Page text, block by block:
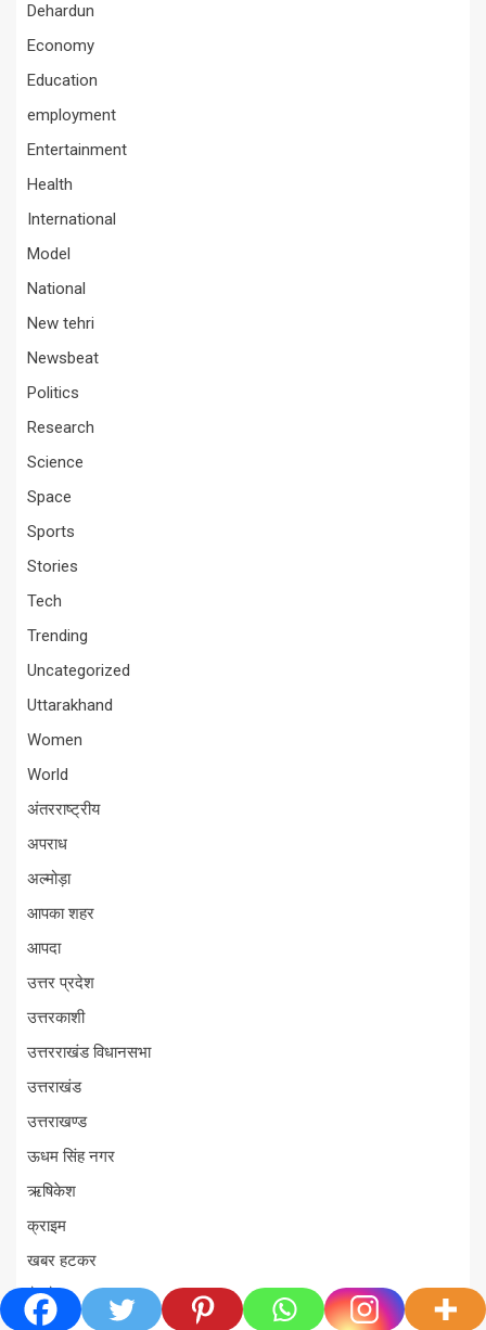
Dehardun
Economy
Education
employment
Entertainment
Health
International
Model
National
New tehri
Newsbeat
Politics
Research
Science
Space
Sports
Stories
Tech
Trending
Uncategorized
Uttarakhand
Women
World
अंतरराष्ट्रीय
अपराध
अल्मोड़ा
आपका शहर
आपदा
उत्तर प्रदेश
उत्तरकाशी
उत्तरराखंड विधानसभा
उत्तराखंड
उत्तराखण्ड
ऊधम सिंह नगर
ऋषिकेश
क्राइम
खबर हटकर
गैरसैण